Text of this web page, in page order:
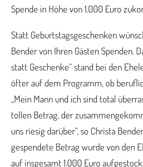
Spende in Höhe von 1.000 Euro
Statt Geburtstagsgeschenken
Bender von Ihren Gästen Spenden.
statt Geschenke“ stand bei den
öfter auf dem Programm, ob
„Mein Mann und ich sind total
tollen Betrag, der
uns riesig darüber“, so Christa
gespendete Betrag wurde von den
auf insgesamt 1.000 Euro